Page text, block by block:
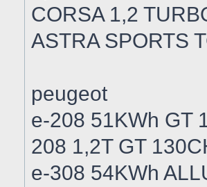
CORSA 1,2
ASTRA SPORTS
peugeot
e-208 51KWh GT
208 1,2T GT
e-308 54KWh